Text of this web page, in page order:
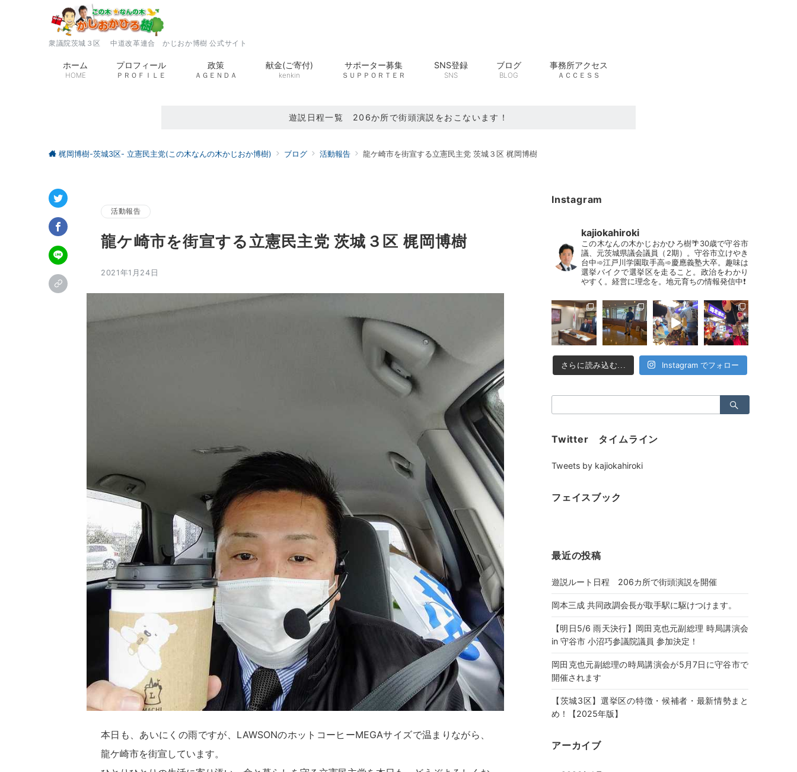
衆議院茨城３区 中道改革連合 かじおか博樹 公式サイト
ホーム
HOME
プロフィール
ＰＲＯＦＩＬＥ
政策
ＡＧＥＮＤＡ
献金(ご寄付)
kenkin
サポーター募集
ＳＵＰＰＯＲＴＥＲ
SNS登録
SNS
ブログ
BLOG
事務所アクセス
ＡＣＣＥＳＳ
遊説日程一覧 206か所で街頭演説をおこないます！
梶岡博樹-茨城3区- 立憲民主党(この木なんの木かじおか博樹) ブログ 活動報告 龍ケ崎市を街宣する立憲民主党 茨城３区 梶岡博樹
活動報告
龍ケ崎市を街宣する立憲民主党 茨城３区 梶岡博樹
2021年1月24日
本日も、あいにくの雨ですが、LAWSONのホットコーヒーMEGAサイズで温まりながら、
龍ケ崎市を街宣しています。
Instagram
kajiokahiroki
この木なんの木かじおかひろ樹🌴30歳で守谷市
議、元茨城県議会議員（2期）。守谷市立けやき
台中➾江戸川学園取手高➾慶應義塾大卒。趣味は
選挙バイクで選挙区を走ること。政治をわかり
やすく。経営に理念を。地元育ちの情報発信中❗
さらに読み込む... Instagram でフォロー
索：
Twitter タイムライン
Tweets by kajiokahiroki
フェイスブック
最近の投稿
遊説ルート日程 206カ所で街頭演説を開催
岡本三成 共同政調会長が取手駅に駆けつけます。
【明日5/6 雨天決行】岡田克也元副総理 時局講演会
in 守谷市 小沼巧参議院議員 参加決定！
岡田克也元副総理の時局講演会が5月7日に守谷市で
開催されます
【茨城3区】選挙区の特徴・候補者・最新情勢まと
め！【2025年版】
アーカイブ